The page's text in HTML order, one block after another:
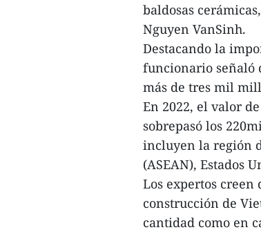
baldosas
Nguyen VanSinh.
Destacando la
funcionario señaló
más de tres mil
En 2022, el valor
sobrepasó los
incluyen la región
(ASEAN), Estados
Los expertos
construcción de
cantidad como en